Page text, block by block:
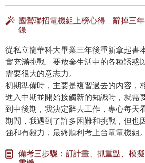
國營聯招電機組上榜心得：辭掉三
錄
從私立龍華科大畢業三年後重新拿起書
實充滿挑戰。要放棄生活中的各種誘惑
需要很大的意志力。
初期準備時，主要是複習過去的內容，
進入中期並開始接觸新的知識時，就需
到中後期，我決定辭去工作，專心每天
期間，我遇到了許多困難和挑戰，但也
強和有毅力，最終順利考上台電電機組。
備考三步驟：訂計畫、抓重點、模